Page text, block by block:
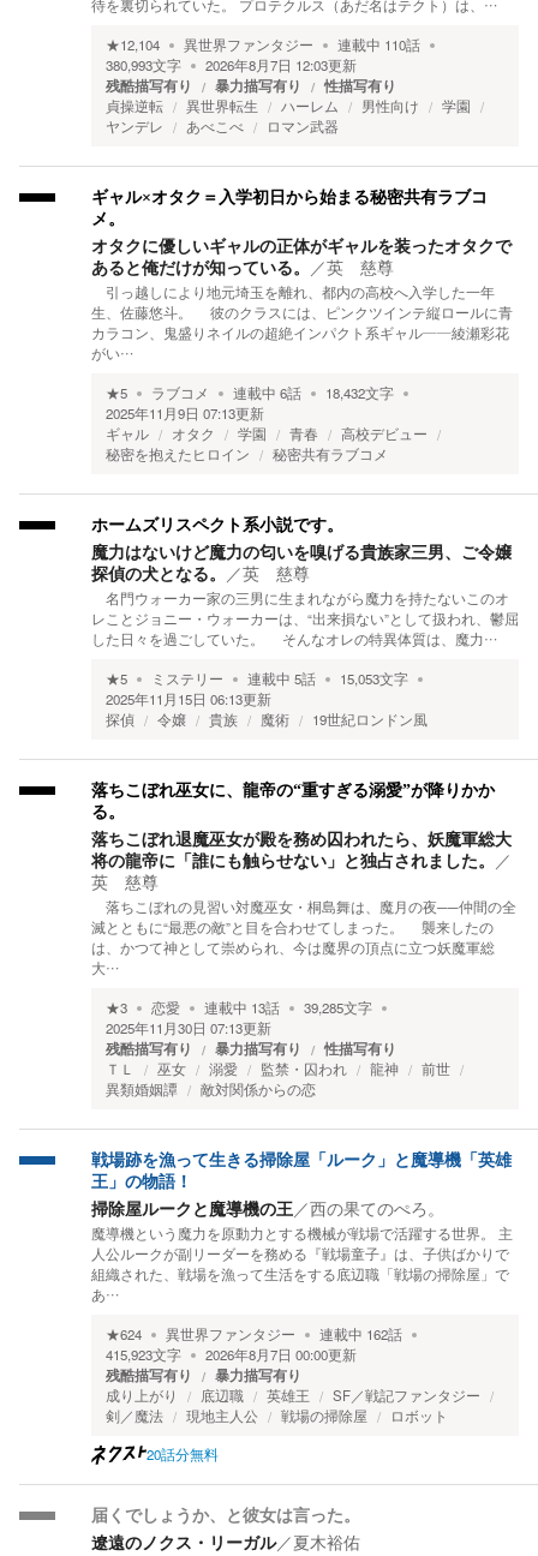
待を裏切られていた。 プロテクルス（あだ名はテクト）は、…
★12,104 異世界ファンタジー 連載中 110話
380,993文字 2026年8月7日 12:03更新
残酷描写有り 暴力描写有り 性描写有り
貞操逆転 異世界転生 ハーレム 男性向け
学園
ヤンデレ
あべこべ ロマン武器
ギャル×オタク＝入学初日から始まる秘密共有ラブコ
メ。
オタクに優しいギャルの正体がギャルを装ったオタクで
あると俺だけが知っている。 ／英 慈尊
引っ越しにより地元埼玉を離れ、都内の高校へ入学した一年
生、佐藤悠斗。 彼のクラスには、ピンクツインテ縦ロールに青
カラコン、鬼盛りネイルの超絶インパクト系ギャル――綾瀬彩花
がい…
★5 ラブコメ 連載中 6話 18,432文字
2025年11月9日 07:13更新
ギャル
オタク 学園 青春
高校デビュー
秘密を抱えたヒロイン
秘密共有ラブコメ
ホームズリスペクト系小説です。
魔力はないけど魔力の匂いを嗅げる貴族家三男、ご令嬢
探偵の犬となる。 ／英 慈尊
名門ウォーカー家の三男に生まれながら魔力を持たないこのオ
レことジョニー・ウォーカーは、“出来損ない”として扱われ、鬱屈
した日々を過ごしていた。 そんなオレの特異体質は、魔力…
★5 ミステリー 連載中 5話 15,053文字
2025年11月15日 06:13更新
探偵
令嬢 貴族 魔術 19世紀ロンドン風
落ちこぼれ巫女に、龍帝の“重すぎる溺愛”が降りかか
る。
落ちこぼれ退魔巫女が殿を務め囚われたら、妖魔軍総大
将の龍帝に「誰にも触らせない」と独占されました。 ／
英 慈尊
落ちこぼれの見習い対魔巫女・桐島舞は、魔月の夜──仲間の全
滅とともに“最悪の敵”と目を合わせてしまった。 襲来したの
は、かつて神として崇められ、今は魔界の頂点に立つ妖魔軍総
大…
★3 恋愛 連載中 13話 39,285文字
2025年11月30日 07:13更新
残酷描写有り 暴力描写有り 性描写有り
ＴＬ 巫女 溺愛 監禁・囚われ 龍神
前世
異類婚姻譚
敵対関係からの恋
戦場跡を漁って生きる掃除屋「ルーク」と魔導機「英雄
王」の物語！
掃除屋ルークと魔導機の王／西の果てのぺろ。
魔導機という魔力を原動力とする機械が戦場で活躍する世界。 主
人公ルークが副リーダーを務める『戦場童子』は、子供ばかりで
組織された、戦場を漁って生活をする底辺職「戦場の掃除屋」で
あ…
★624 異世界ファンタジー 連載中 162話
415,923文字 2026年8月7日 00:00更新
残酷描写有り 暴力描写有り
成り上がり 底辺職 英雄王
SF／戦記ファンタジー
剣／魔法
現地主人公 戦場の掃除屋
ロボット
20話分無料
届くでしょうか、と彼女は言った。
遼遠のノクス・リーガル／夏木裕佑